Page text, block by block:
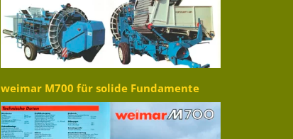
weimar M700 für solide Fundamente